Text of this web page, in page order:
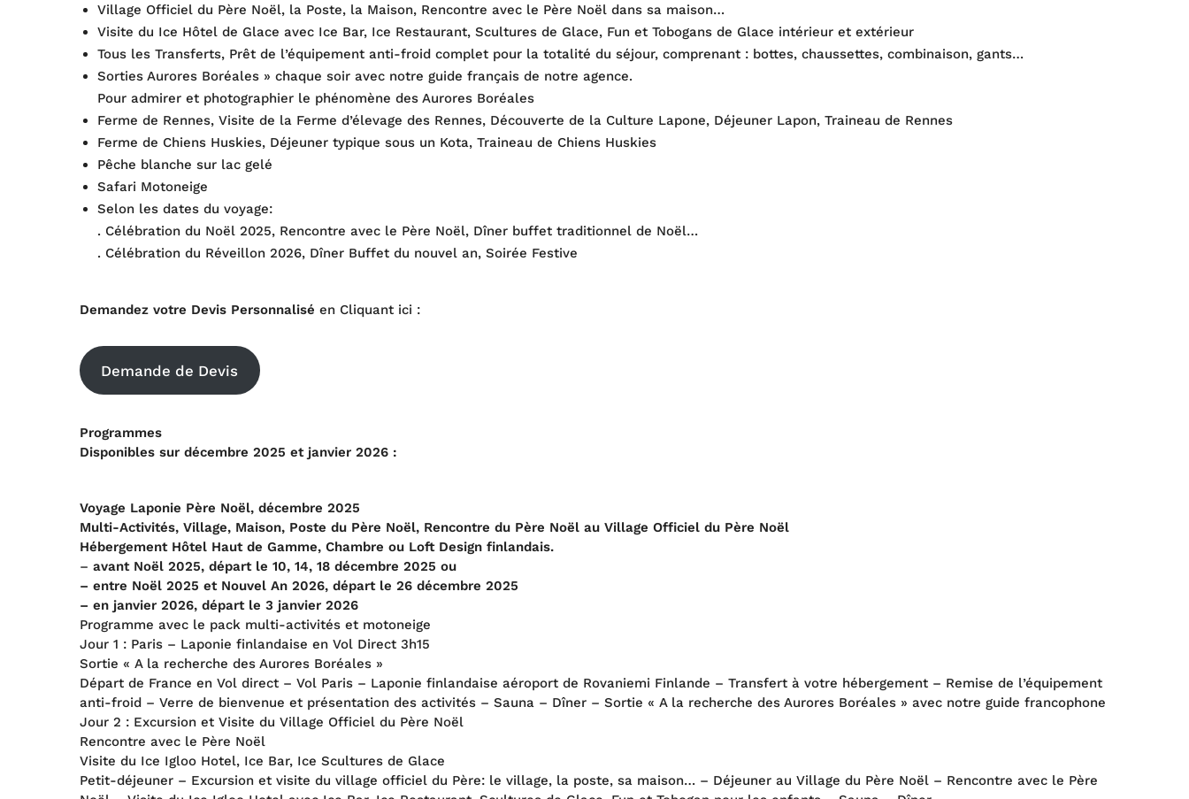
Village Officiel du Père Noël, la Poste, la Maison, Rencontre avec le Père Noël dans sa maison…
Visite du Ice Hôtel de Glace avec Ice Bar, Ice Restaurant, Scultures de Glace, Fun et Tobogans de Glace intérieur et extérieur
Tous les Transferts, Prêt de l’équipement anti-froid complet pour la totalité du séjour, comprenant : bottes, chaussettes, combinaison, gants…
Sorties Aurores Boréales » chaque soir avec notre guide français de notre agence.
Pour admirer et photographier le phénomène des Aurores Boréales
Ferme de Rennes, Visite de la Ferme d’élevage des Rennes, Découverte de la Culture Lapone, Déjeuner Lapon, Traineau de Rennes
Ferme de Chiens Huskies, Déjeuner typique sous un Kota, Traineau de Chiens Huskies
Pêche blanche sur lac gelé
Safari Motoneige
Selon les dates du voyage:
. Célébration du Noël 2025, Rencontre avec le Père Noël, Dîner buffet traditionnel de Noël…
. Célébration du Réveillon 2026, Dîner Buffet du nouvel an, Soirée Festive
Demandez votre Devis Personnalisé en Cliquant ici :
Demande de Devis
Programmes
Disponibles sur décembre 2025 et janvier 2026 :
Voyage Laponie Père Noël, décembre 2025
Multi-Activités, Village, Maison, Poste du Père Noël, Rencontre du Père Noël au Village Officiel du Père Noël
Hébergement Hôtel Haut de Gamme, Chambre ou Loft Design finlandais.
– avant Noël 2025, départ le 10, 14, 18 décembre 2025 ou
– entre Noël 2025 et Nouvel An 2026, départ le 26 décembre 2025
– en janvier 2026, départ le 3 janvier 2026
Programme avec le pack multi-activités et motoneige
Jour 1 : Paris – Laponie finlandaise en Vol Direct 3h15
Sortie « A la recherche des Aurores Boréales »
Départ de France en Vol direct – Vol Paris – Laponie finlandaise aéroport de Rovaniemi Finlande – Transfert à votre hébergement – Remise de l’équipement
anti-froid – Verre de bienvenue et présentation des activités – Sauna – Dîner – Sortie « A la recherche des Aurores Boréales » avec notre guide francophone
Jour 2 : Excursion et Visite du Village Officiel du Père Noël
Rencontre avec le Père Noël
Visite du Ice Igloo Hotel, Ice Bar, Ice Scultures de Glace
Petit-déjeuner – Excursion et visite du village officiel du Père: le village, la poste, sa maison… – Déjeuner au Village du Père Noël – Rencontre avec le Père